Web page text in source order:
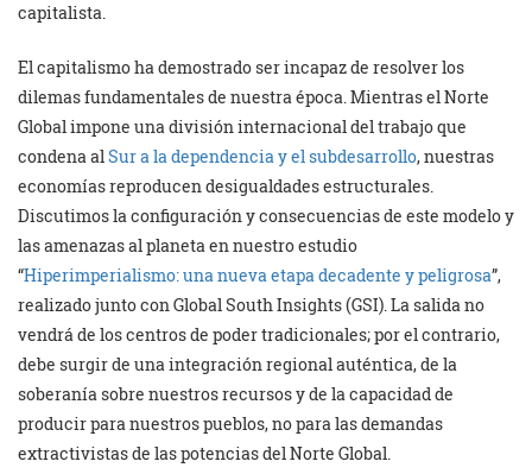
capitalista.
El capitalismo ha demostrado ser incapaz de resolver los
dilemas fundamentales de nuestra época. Mientras el Norte
Global impone una división internacional del trabajo que
condena alSur a la dependencia y el subdesarrollo, nuestras
economías reproducen desigualdades estructurales.
Discutimos la configuración y consecuencias de este modelo y
las amenazas al planeta en nuestro estudio
“Hiperimperialismo: una nueva etapa decadente y peligrosa”,
realizado junto con Global South Insights (GSI). La salida no
vendrá de los centros de poder tradicionales; por el contrario,
debe surgir de una integración regional auténtica, de la
soberanía sobre nuestros recursos y de la capacidad de
producir para nuestros pueblos, no para las demandas
extractivistas de las potencias del Norte Global.